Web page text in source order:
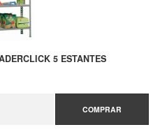
5 ESTANTES
COMPRAR